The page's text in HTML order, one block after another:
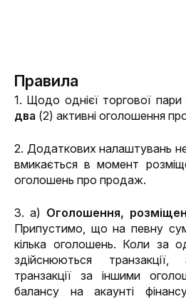
Правила
два (2) активні оголошення
2. Додаткових налаштувань
вмикається в момент
оголошень про продаж.
3. а)
Припустимо, що на певну
кілька оголошень. Коли за
здійснюються
транзакції за іншими
балансу на акаунті